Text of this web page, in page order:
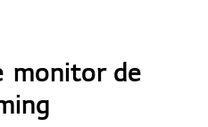
monitor de